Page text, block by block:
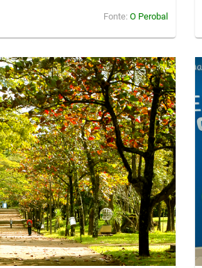
Fonte: O Perobal